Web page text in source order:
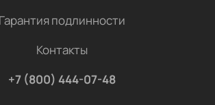
Гарантия подлинности
Контакты
+7 (800) 444-07-48